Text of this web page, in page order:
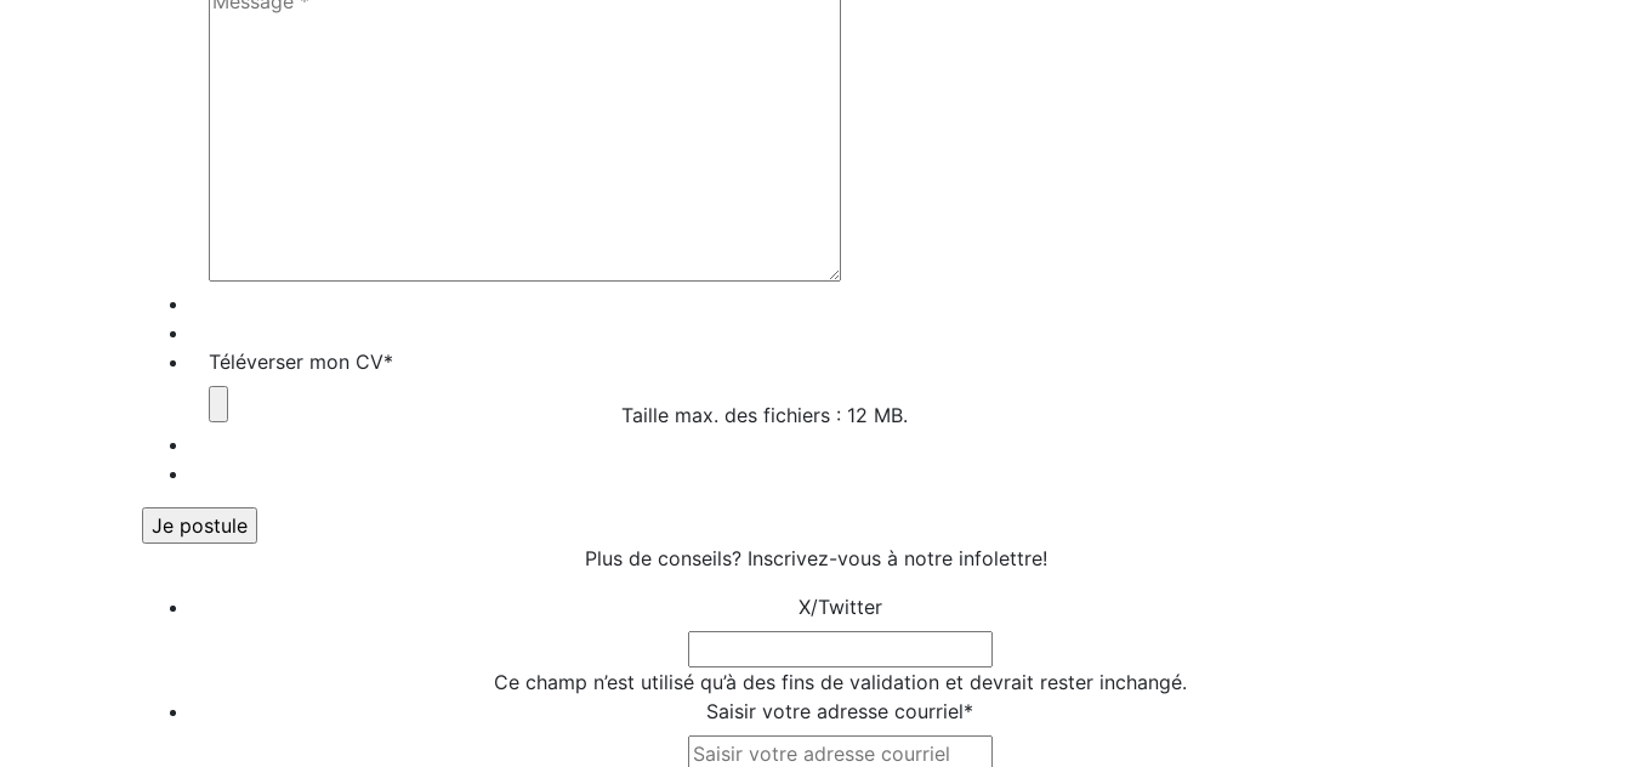
Téléverser mon CV*
Taille max. des fichiers : 12 MB.
Plus de conseils? Inscrivez-vous à notre infolettre!
X/Twitter
Ce champ n’est utilisé qu’à des fins de validation et devrait rester inchangé.
Saisir votre adresse courriel*